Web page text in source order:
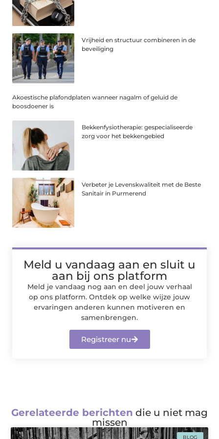
Vrijheid en structuur combineren in de
beveiliging
Akoestische plafondplaten wanneer nagalm of geluid de
boosdoener is
Bekkenfysiotherapie: gespecialiseerde
zorg voor het bekkengebied
Verbeter je Levenskwaliteit met de Beste
Sanitair in Purmerend
Meld u vandaag aan en sluit u
aan bij ons platform
Meld je vandaag nog aan en deel jouw verhaal
op ons platform. Ontdek op welke wijze jouw
ervaringen anderen kunnen motiveren en
samenbrengen.
Registreer nu
Gerelateerde berichten die u niet mag
missen
BLOG